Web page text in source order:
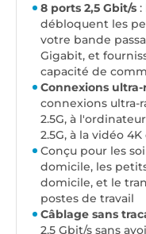
8 ports 2,5 Gbit/s :
débloquent les
votre bande
Gigabit, et
capacité de
Connexions ultra-
connexions ultra-
2.5G, à
2.5G, à la vidéo
Conçu pour les
domicile, les
domicile, et le
postes de travail
Câblage sans
2,5 Gbit/s sans